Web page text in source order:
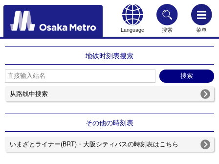
Language 搜索 菜单
HOME
地铁时刻表搜索
从路线中搜索
その他の時刻表
いまざとライナー(BRT)・大阪シティバスの時刻表はこちら